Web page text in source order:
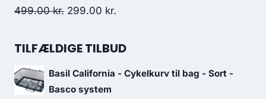
4,299.00 kr..
499.00kr. Original
was:
299.00 kr.
is:
TILFÆLDIGE TILBUD
Basil California - Cykelkurv til bag - Sort -
Basco system